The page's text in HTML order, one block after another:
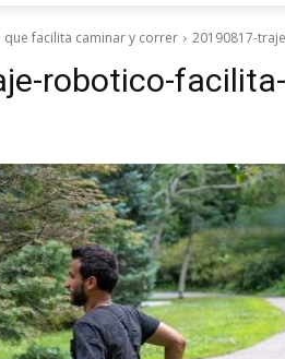
facilita caminar y correr 20190817-
robotico-